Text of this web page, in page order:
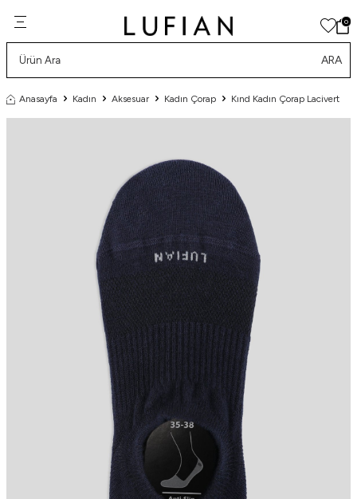
0
ARA
Anasayfa Kadın Aksesuar Kadın Çorap Kınd Kadın Çorap Lacivert